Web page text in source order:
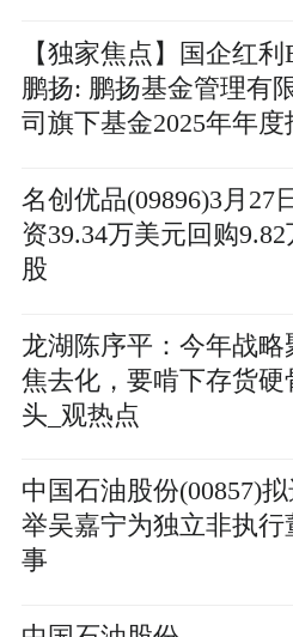
年因港股通不提供服务
停申购、赎回业务的公
每日关注
【独家焦点】国企红利
鹏扬: 鹏扬基金管理有
司旗下基金2025年年度
名创优品(09896)3月27
资39.34万美元回购9.82
股
龙湖陈序平：今年战略
焦去化，要啃下存货硬
头_观热点
中国石油股份(00857)
举吴嘉宁为独立非执行
事